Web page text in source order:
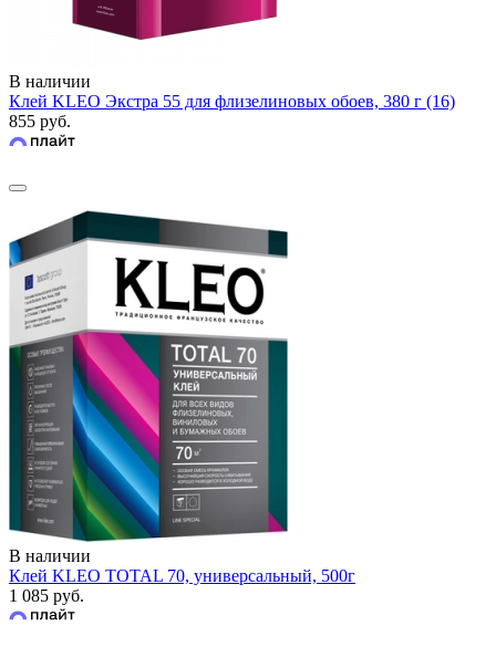
В наличии
Клей KLEO Экстра 55 для флизелиновых обоев, 380 г (16)
855 руб.
В наличии
Клей KLEO TOTAL 70, универсальный, 500г
1 085 руб.